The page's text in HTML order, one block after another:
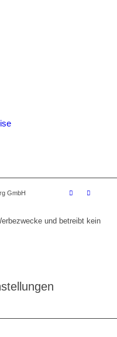
GmbH
und betreibt kein